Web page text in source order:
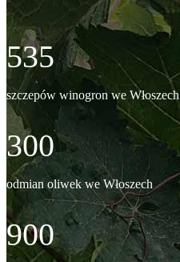
535
szczepów winogron we Włoszech
300
odmian oliwek we Włoszech
900